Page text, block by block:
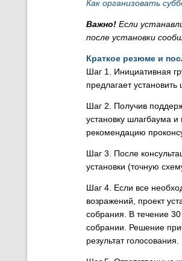
Как организовать
Важно! Если
после установки
Краткое резюме и
Шаг 1. Инициативная
предлагает
Шаг 2. Получив
установку шлагбаума и
рекомендацию
Шаг 3. После
установки (точную
Шаг 4. Если все
возражений, проект
собрания. В течение
собрании. Решение
результат голосования.